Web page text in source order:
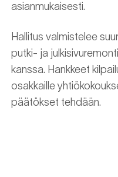
asianmukaisesti.
Hallitus valmistelee
putki- ja
kanssa. Hankkeet
osakkaille
päätökset tehdään.